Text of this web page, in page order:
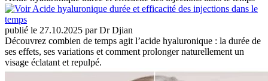
publié le 27.10.2025 par Dr Djian
Découvrez combien de temps agit l’acide hyaluronique : la durée de
ses effets, ses variations et comment prolonger naturellement un
visage éclatant et repulpé.